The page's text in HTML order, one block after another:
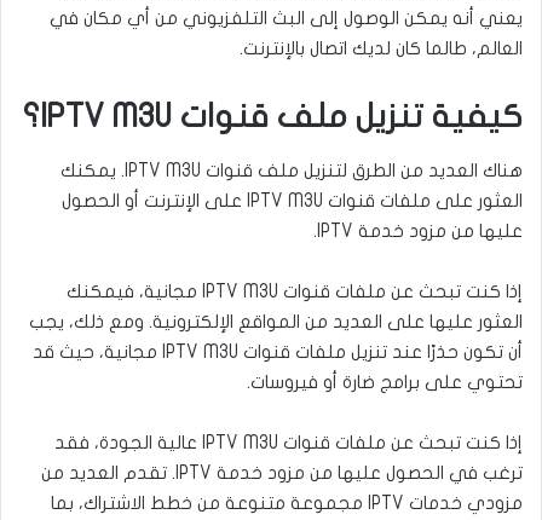
يعني أنه يمكن الوصول إلى البث التلفزيوني من أي مكان في
العالم، طالما كان لديك اتصال بالإنترنت.
كيفية تنزيل ملف قنوات IPTV M3U؟
هناك العديد من الطرق لتنزيل ملف قنوات IPTV M3U. يمكنك
العثور على ملفات قنوات IPTV M3U على الإنترنت أو الحصول
عليها من مزود خدمة IPTV.
إذا كنت تبحث عن ملفات قنوات IPTV M3U مجانية، فيمكنك
العثور عليها على العديد من المواقع الإلكترونية. ومع ذلك، يجب
أن تكون حذرًا عند تنزيل ملفات قنوات IPTV M3U مجانية، حيث قد
تحتوي على برامج ضارة أو فيروسات.
إذا كنت تبحث عن ملفات قنوات IPTV M3U عالية الجودة، فقد
ترغب في الحصول عليها من مزود خدمة IPTV. تقدم العديد من
مزودي خدمات IPTV مجموعة متنوعة من خطط الاشتراك، بما